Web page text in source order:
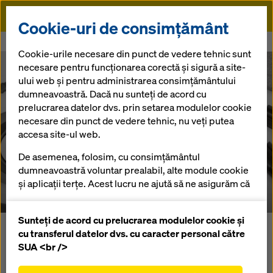
Doka
Doka Online
Shop
03.03.2020 |România
Doka, o companie de referință în sistemele de cofrare
performante, și-a reconfirmat poziția de lider prin
Cookie-uri de consimțământ
Cookie-urile necesare din punct de vedere tehnic sunt
necesare pentru funcționarea corectă și sigură a site-
ului web și pentru administrarea consimțământului
dumneavoastră. Dacă nu sunteți de acord cu
prelucrarea datelor dvs. prin setarea modulelor cookie
necesare din punct de vedere tehnic, nu veți putea
accesa site-ul web.
De asemenea, folosim, cu consimțământul
dumneavoastră voluntar prealabil, alte module cookie
și aplicații terțe. Acest lucru ne ajută să ne asigurăm că
îmbunătățirea continuă a funcționalității site-ului
nostru web (cookie-uri funcționale și statistice),
facilitarea unui proces de cumpărare fără
Sunteți de acord cu prelucrarea modulelor cookie și
cu transferul datelor dvs. cu caracter personal către
SUA <br />